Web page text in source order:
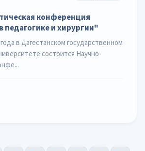
конференция
педагогике и хирургии"
в Дагестанском государственном
состоится Научно-